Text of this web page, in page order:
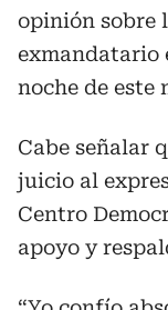
opinión sobre
exmandatario
noche de este
Cabe señalar
juicio al
Centro
apoyo y